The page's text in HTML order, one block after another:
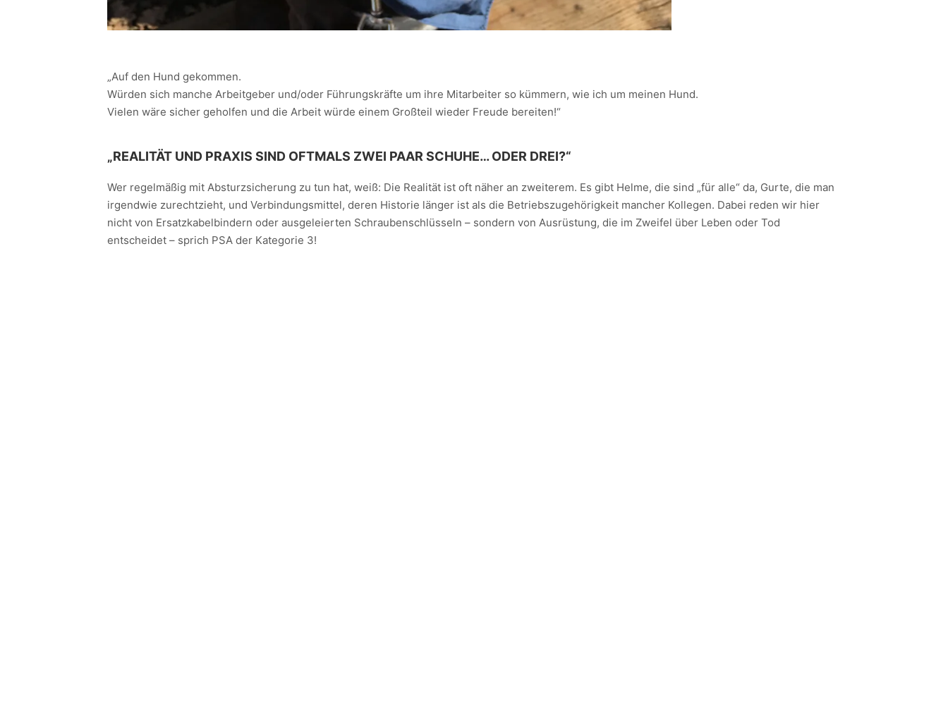
„Auf den Hund gekommen.
Würden sich manche Arbeitgeber und/oder Führungskräfte um ihre Mitarbeiter so kümmern, wie ich um meinen Hund.
Vielen wäre sicher geholfen und die Arbeit würde einem Großteil wieder Freude bereiten!“
„REALITÄT UND PRAXIS SIND OFTMALS ZWEI PAAR SCHUHE… ODER DREI?“
Wer regelmäßig mit Absturzsicherung zu tun hat, weiß: Die Realität ist oft näher an zweiterem. Es gibt Helme, die sind „für alle“ da, Gurte, die man
irgendwie zurechtzieht, und Verbindungsmittel, deren Historie länger ist als die Betriebszugehörigkeit mancher Kollegen. Dabei reden wir hier
nicht von Ersatzkabelbindern oder ausgeleierten Schraubenschlüsseln – sondern von Ausrüstung, die im Zweifel über Leben oder Tod
entscheidet – sprich PSA der Kategorie 3!